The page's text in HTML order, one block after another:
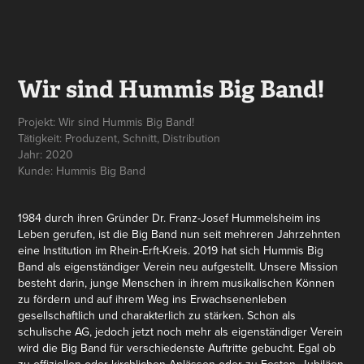
Wir sind Hummis Big Band!
Projekt: Wir sind Hummis Big Band!
Tätigkeit: Produzent, Schnitt, Distribution
Jahr: 2020
Kunde: Hummis Big Band
1984 durch ihren Gründer Dr. Franz-Josef Hummelsheim ins
Leben gerufen, ist die Big Band nun seit mehreren Jahrzehnten
eine Institution im Rhein-Erft-Kreis. 2019 hat sich Hummis Big
Band als eigenständiger Verein neu aufgestellt. Unsere Mission
besteht darin, junge Menschen in ihrem musikalischen Können
zu fördern und auf ihrem Weg ins Erwachsenenleben
gesellschaftlich und charakterlich zu stärken. Schon als
schulische AG, jedoch jetzt noch mehr als eigenständiger Verein
wird die Big Band für verschiedenste Auftritte gebucht. Egal ob